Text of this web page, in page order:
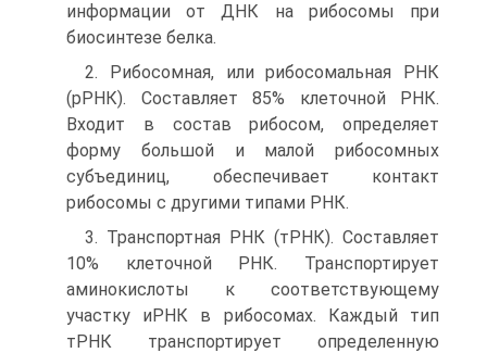
информации от ДНК на рибосомы при
биосинтезе белка.
2. Рибосомная, или рибосомальная РНК
(рРНК). Составляет 85% клеточной РНК.
Входит в состав рибосом, определяет
форму большой и малой рибосомных
субъединиц, обеспечивает контакт
рибосомы с другими типами РНК.
3. Транспортная РНК (тРНК). Составляет
10% клеточной РНК. Транспортирует
аминокислоты к соответствующему
участку иРНК в рибосомах. Каждый тип
тРНК транспортирует определенную